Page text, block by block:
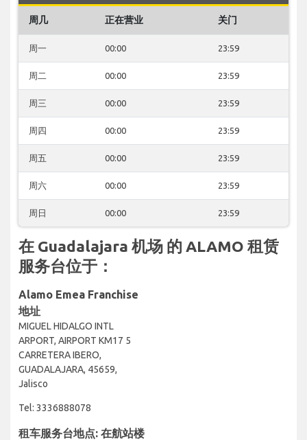
周几 正在营业 关门
周一 00:00 23:59
周二 00:00 23:59
周三 00:00 23:59
周四 00:00 23:59
周五 00:00 23:59
周六 00:00 23:59
周日 00:00 23:59
在 Guadalajara 机场 的 ALAMO 租赁
服务台位于：
Alamo Emea Franchise
地址
MIGUEL HIDALGO INTL
ARPORT, AIRPORT KM17 5
CARRETERA IBERO,
GUADALAJARA, 45659,
Jalisco
Tel: 3336888078
租车服务台地点: 在航站楼